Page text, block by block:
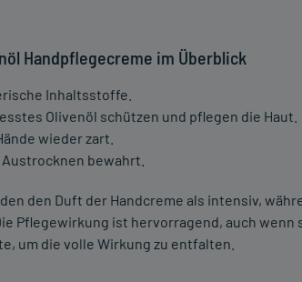
Handpflegecreme im Überblick
Inhaltsstoffe.
Olivenöl schützen und pflegen die Haut.
wieder zart.
bewahrt.
den Duft der Handcreme als intensiv,
Pflegewirkung ist hervorragend, auch
um die volle Wirkung zu entfalten.